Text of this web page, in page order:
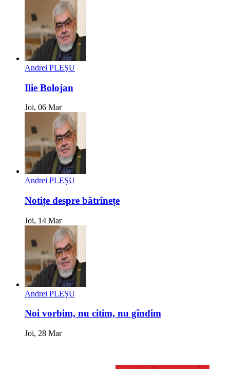
Andrei PLEȘU
Ilie Bolojan
Joi, 06 Mar
Andrei PLEȘU
Notițe despre bătrînețe
Joi, 14 Mar
Andrei PLEȘU
Noi vorbim, nu citim, nu gîndim
Joi, 28 Mar